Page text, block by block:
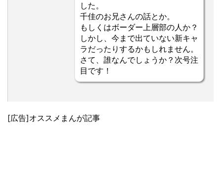
した。
千佳のお兄さんの話とか。
もしくはボーダー上層部の人か？
しかし、今まで出ていない新キャ
ラだったりするかもしれません。
さて、誰なんでしょうか？次号注
目です！
[広告]オススメまんが記事